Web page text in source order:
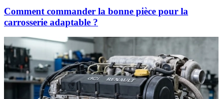
Comment commander la bonne pièce pour la
carrosserie adaptable ?